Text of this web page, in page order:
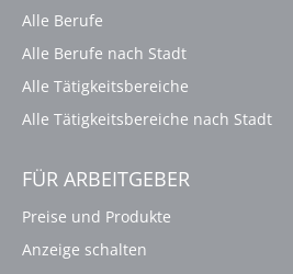
Alle Berufe
Alle Berufe nach Stadt
Alle Tätigkeitsbereiche
Alle Tätigkeitsbereiche nach Stadt
FÜR ARBEITGEBER
Preise und Produkte
Anzeige schalten